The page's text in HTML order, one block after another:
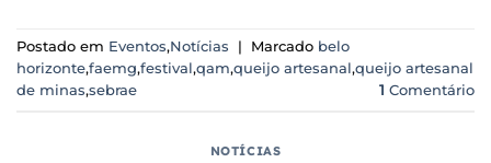
Postado em Eventos,Notícias | Marcado belo
horizonte,faemg,festival,qam,queijo artesanal,queijo artesanal
de minas,sebrae 1 Comentário
NOTÍCIAS